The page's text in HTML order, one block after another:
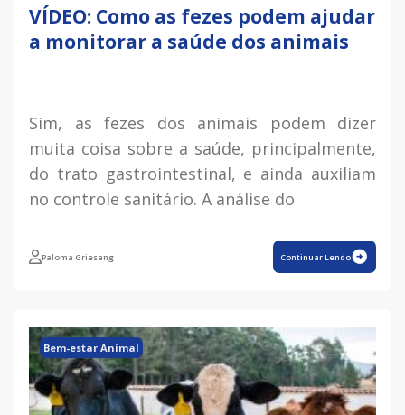
VÍDEO: Como as fezes podem ajudar
a monitorar a saúde dos animais
Sim, as fezes dos animais podem dizer
muita coisa sobre a saúde, principalmente,
do trato gastrointestinal, e ainda auxiliam
no controle sanitário. A análise do
Paloma Griesang Continuar Lendo
Bem-estar Animal